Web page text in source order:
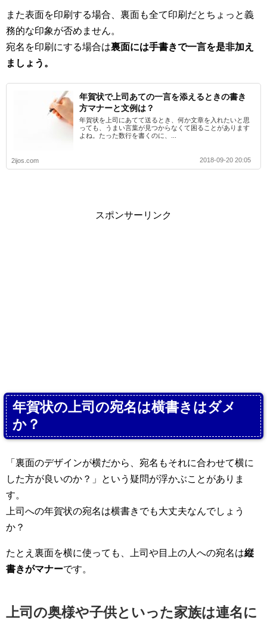
また表面を印刷する場合、裏面も全て印刷だとちょっと義
務的な印象が否めません。
宛名を印刷にする場合は裏面には手書きで一言を是非加え
ましょう。
年賀状で上司あての一言を添えるときの書き
方マナーと文例は？
年賀状を上司にあてて送るとき、何か文章を入れたいと思
っても、うまい言葉が見つからなくて困ることがあります
よね。たった数行を書くのに、...
2ijos.com 2018-09-20 20:05
スポンサーリンク
年賀状の上司の宛名は横書きはダメ
か？
「裏面のデザインが横だから、宛名もそれに合わせて横に
した方が良いのか？」という疑問が浮かぶことがありま
す。
上司への年賀状の宛名は横書きでも大丈夫なんでしょう
か？
たとえ裏面を横に使っても、上司や目上の人への宛名は縦
書きがマナーです。
上司の奥様や子供といった家族は連名に